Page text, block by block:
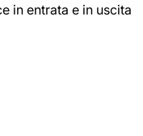
in entrata e in uscita